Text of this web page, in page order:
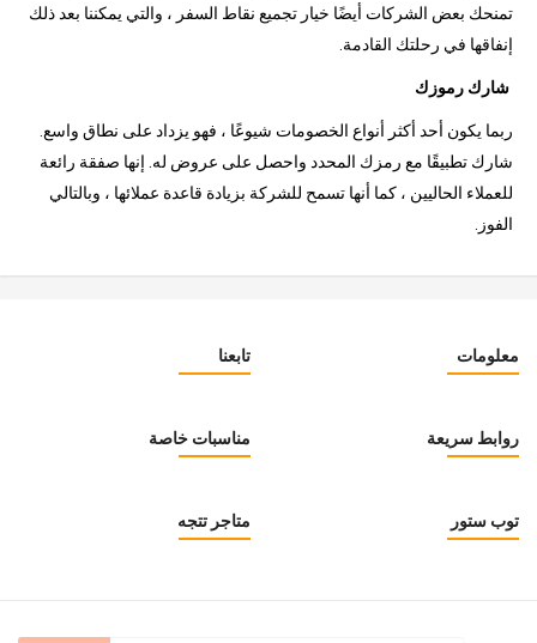
تمنحك بعض الشركات أيضًا خيار تجميع نقاط السفر ، والتي يمكننا بعد ذلك
إنفاقها في رحلتك القادمة.
شارك رموزك
ربما يكون أحد أكثر أنواع الخصومات شيوعًا ، فهو يزداد على نطاق واسع.
شارك تطبيقًا مع رمزك المحدد واحصل على عروض له. إنها صفقة رائعة
للعملاء الحاليين ، كما أنها تسمح للشركة بزيادة قاعدة عملائها ، وبالتالي
الفوز.
تابعنا معلومات
مناسبات خاصة روابط سريعة
متاجر تتجه توب ستور